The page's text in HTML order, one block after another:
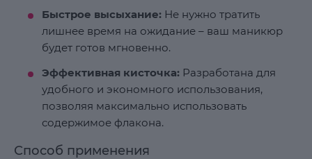
Быстрое высыхание: Не нужно тратить
лишнее время на ожидание – ваш маникюр
будет готов мгновенно.
Эффективная кисточка: Разработана для
удобного и экономного использования,
позволяя максимально использовать
содержимое флакона.
Способ применения